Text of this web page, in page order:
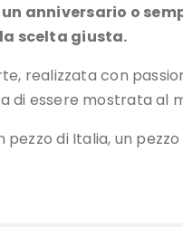
anniversario o
scelta giusta.
realizzata con
di essere mostrata al
di Italia, un